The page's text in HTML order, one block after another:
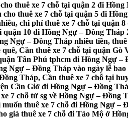
thuê xe 7 chỗ tại quận 2 đi
thuê xe 7 chỗ tại quận 5 đi
chi phí thuê xe 7 chỗ tại
10 đi Hồng Ngự – Đồng
Ngự – Đồng Tháp nhiêu tiền,
Cần thuê xe 7 chỗ tại quận
Tân Phú tphcm đi Hồng Ngự
Ngự – Đồng Tháp vào ngày lễ
Tháp, Cần thuê xe 7 chỗ tại
Cần Giờ đi Hồng Ngự – Đồng
7 chỗ từ sg về Hồng Ngự –
thuê xe 7 chỗ đi Hồng Ngự
giá thuê xe 7 chỗ đi Tảo Mộ ở